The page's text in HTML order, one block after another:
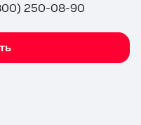
250-08-90